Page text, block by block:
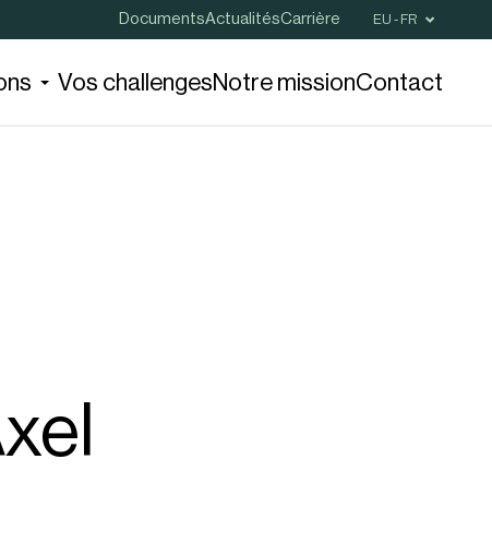
DocumentsActualitésCarrière EU - FR
Vos challengesNotre missionContact